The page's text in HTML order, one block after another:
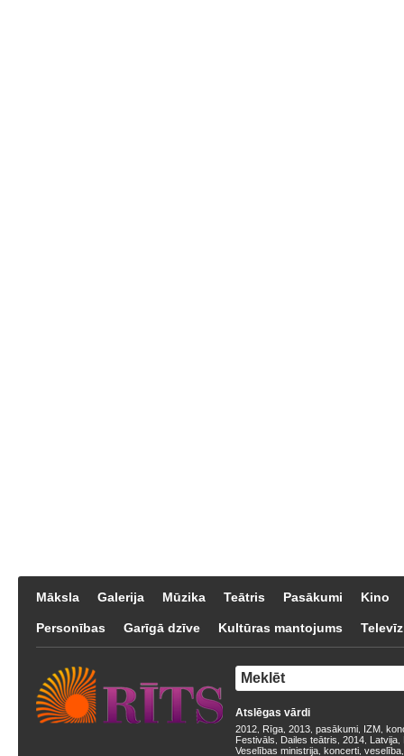
Māksla Galerija Mūzika Teātris Pasākumi Kino
Personības Garīgā dzīve Kultūras mantojums
Atslēgas vārdi
2012 Rīga 2013 pasākumi IZM
Festivāls
Dailes teātris 2014 Latvija
Veselības ministrija koncerti veselība